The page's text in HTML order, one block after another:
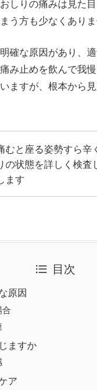
しりの痛みは見た
う方も少なくありま
確な原因があり、
み止めを飲んで我
ますが、根本から
むと座る姿勢すら
の状態を詳しく検
ます
目次
原因
ますか
ア